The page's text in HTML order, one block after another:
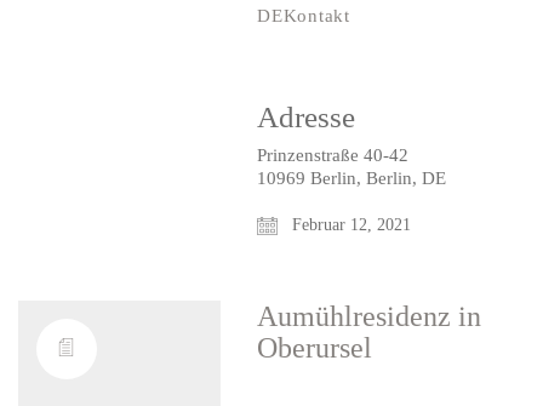
DEKontakt
Adresse
Prinzenstraße 40-42
10969 Berlin, Berlin, DE
Februar 12, 2021
Aumühlresidenz in
Oberursel